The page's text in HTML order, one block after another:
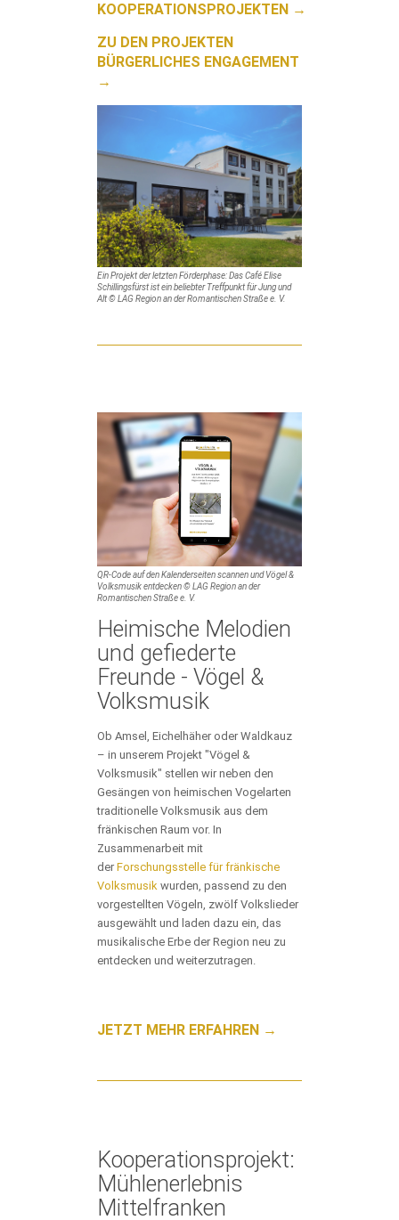
KOOPERATIONSPROJEKTEN →
ZU DEN PROJEKTEN
BÜRGERLICHES ENGAGEMENT
→
Ein Projekt der letzten Förderphase: Das Café Elise
Schillingsfürst ist ein beliebter Treffpunkt für Jung und
Alt © LAG Region an der Romantischen Straße e. V.
QR-Code auf den Kalenderseiten scannen und Vögel &
Volksmusik entdecken © LAG Region an der
Romantischen Straße e. V.
Heimische Melodien
und gefiederte
Freunde - Vögel &
Volksmusik
Ob Amsel, Eichelhäher oder Waldkauz
– in unserem Projekt "Vögel &
Volksmusik" stellen wir neben den
Gesängen von heimischen Vogelarten
traditionelle Volksmusik aus dem
fränkischen Raum vor. In
Zusammenarbeit mit
der Forschungsstelle für fränkische
Volksmusik wurden, passend zu den
vorgestellten Vögeln, zwölf Volkslieder
ausgewählt und laden dazu ein, das
musikalische Erbe der Region neu zu
entdecken und weiterzutragen.
JETZT MEHR ERFAHREN →
Kooperationsprojekt:
Mühlenerlebnis
Mittelfranken